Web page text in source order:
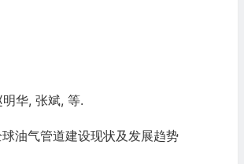
华, 张斌, 等.
油气管道建设现状及发展趋势